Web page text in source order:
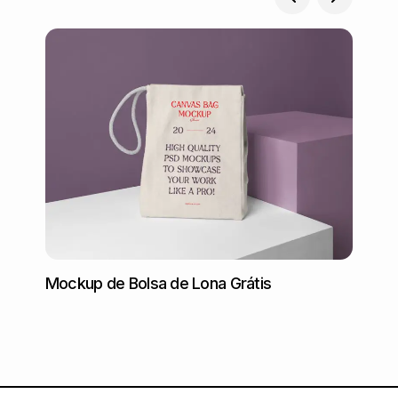
Mockup de Bolsa de Lona Grátis